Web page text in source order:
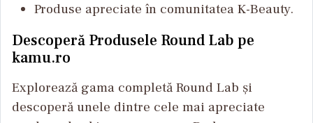
Produse apreciate în comunitatea K-Beauty.
Descoperă Produsele Round Lab pe
kamu.ro
Explorează gama completă Round Lab și
descoperă unele dintre cele mai apreciate